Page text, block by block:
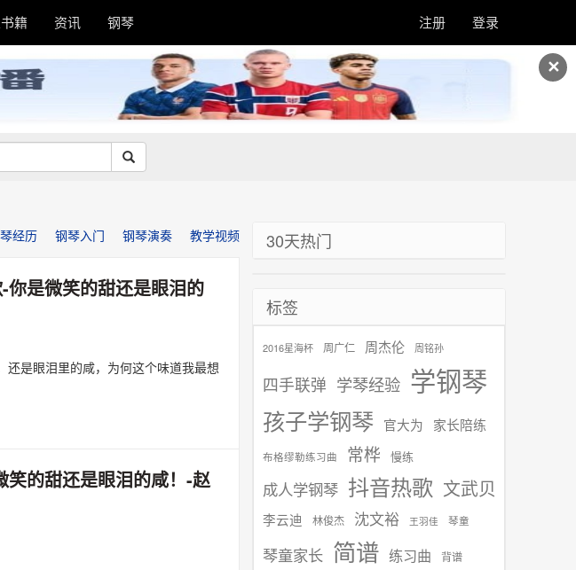
✕
籍 资讯 钢琴 注册 登录
经历 钢琴入门 钢琴演奏 教学视频
是微笑的甜还是眼泪的
还是眼泪里的咸，为何这个味道我最想
的甜还是眼泪的咸！-赵
30天热门
标签
2016星海杯 周广仁 周杰伦 周铭孙
四手联弹 学琴经验 学钢琴
孩子学钢琴 官大为 家长陪练
布格缪勒练习曲 常桦 慢练
成人学钢琴 抖音热歌 文武贝
李云迪 林俊杰 沈文裕 王羽佳 琴童
琴童家长 简谱 练习曲 背谱